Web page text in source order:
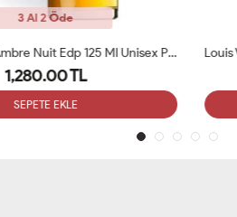
3 Al 2 Öde
Christian Dior Ambre Nuit Edp 125 Ml Unisex Parfüm ARC
1,280.00 TL
SEPETE EKLE
Louis